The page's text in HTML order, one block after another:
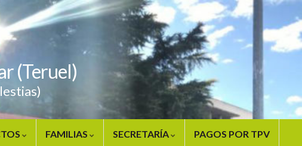
(Teruel)
FAMILIAS SECRETARÍA PAGOS POR TPV